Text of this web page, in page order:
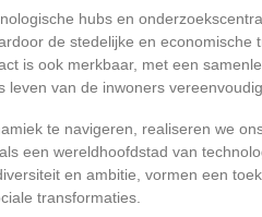
hubs en
de stedelijke en economische
is ook merkbaar, met een
leven van de inwoners
te navigeren, realiseren we
een wereldhoofdstad van
en ambitie, vormen een
transformaties.